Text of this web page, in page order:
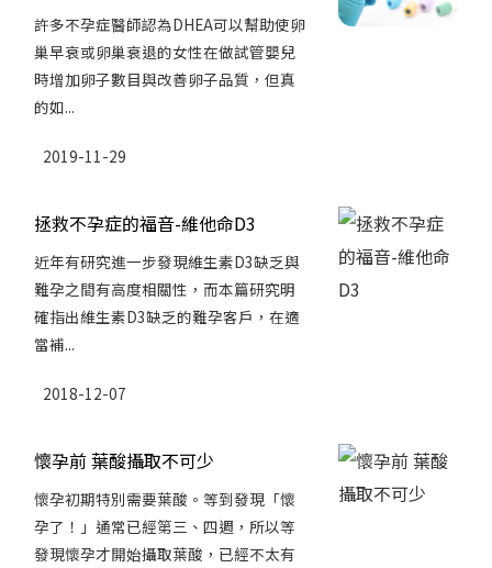
許多不孕症醫師認為DHEA可以幫助使卵
巢早衰或卵巢衰退的女性在做試管嬰兒
時增加卵子數目與改善卵子品質，但真
的如...
2019-11-29
拯救不孕症的福音-維他命D3
近年有研究進一步發現維生素D3缺乏與
難孕之間有高度相關性，而本篇研究明
確指出維生素D3缺乏的難孕客戶，在適
當補...
2018-12-07
懷孕前 葉酸攝取不可少
懷孕初期特別需要葉酸。等到發現「懷
孕了！」通常已經第三、四週，所以等
發現懷孕才開始攝取葉酸，已經不太有